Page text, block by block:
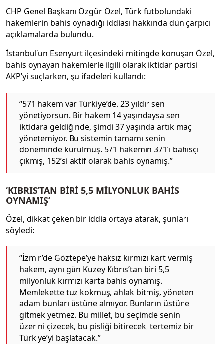
CHP Genel Başkanı Özgür Özel, Türk futbolundaki
hakemlerin bahis oynadığı iddiası hakkında dün çarpıcı
açıklamalarda bulundu.
İstanbul’un Esenyurt ilçesindeki mitingde konuşan Özel,
bahis oynayan hakemlerle ilgili olarak iktidar partisi
AKP’yi suçlarken, şu ifadeleri kullandı:
“571 hakem var Türkiye’de. 23 yıldır sen
yönetiyorsun. Bir hakem 14 yaşındaysa sen
iktidara geldiğinde, şimdi 37 yaşında artık maç
yönetemiyor. Bu sistemin tamamı senin
döneminde kurulmuş. 571 hakemin 371’i bahisçi
çıkmış, 152’si aktif olarak bahis oynamış.”
‘KIBRIS’TAN BİRİ 5,5 MİLYONLUK BAHİS
OYNAMIŞ’
Özel, dikkat çeken bir iddia ortaya atarak, şunları
söyledi:
“İzmir’de Göztepe’ye haksız kırmızı kart vermiş
hakem, aynı gün Kuzey Kıbrıs’tan biri 5,5
milyonluk kırmızı karta bahis oynamış.
Memlekette tuz kokmuş, ahlak bitmiş, yöneten
adam bunları üstüne almıyor. Bunların üstüne
gitmek yetmez. Bu millet, bu seçimde senin
üzerini çizecek, bu pisliği bitirecek, tertemiz bir
Türkiye’yi başlatacak.”